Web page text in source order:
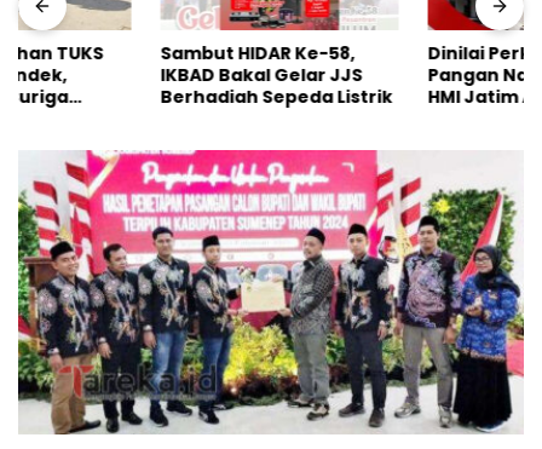
Sambut HIDAR Ke-58,
IKBAD Bakal Gelar JJS
Berhadiah Sepeda Listrik
Dinilai Perkuat Stabilitas
Pangan Nasional, Badko
HMI Jatim Apresiasi